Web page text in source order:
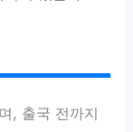
, 출국 전까지